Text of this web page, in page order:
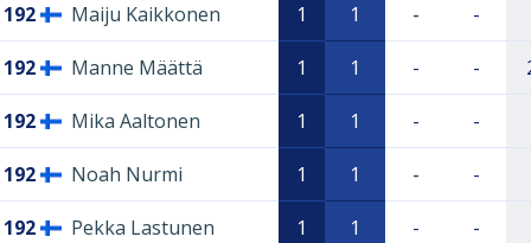
192 Maiju Kaikkonen 1 1 - -
192 Manne Määttä 1 1 - -
192 Mika Aaltonen 1 1 - -
192 Noah Nurmi 1 1 - -
192 Pekka Lastunen 1 1 - -